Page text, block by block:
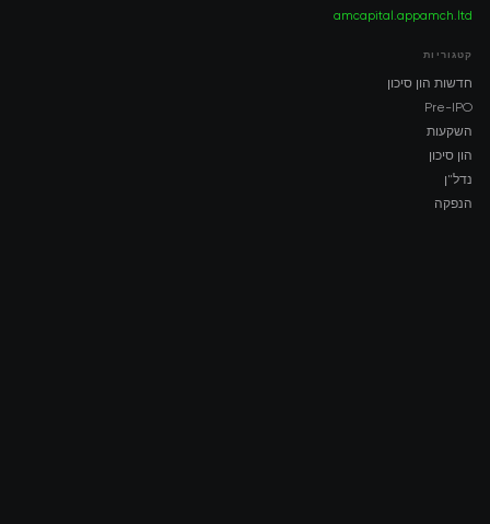
amch.ltd
amcapital.app
קטגוריות
חדשות הון סיכון
Pre-IPO
השקעות
הון סיכון
נדל"ן
הנפקה